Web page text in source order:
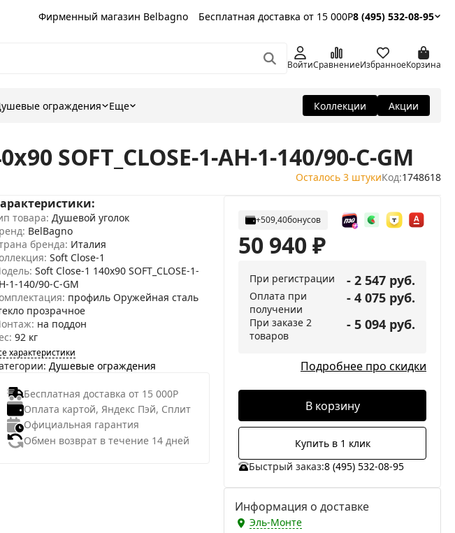
Фирменный магазин Belbagno Бесплатная доставка от 15 000Р8 (495) 532-08-95
ВойтиСравнениеИзбранноеКорзина
ограждения Еще Коллекции Акции
SOFT_CLOSE-1-AH-1-140/90-C-GM
Осталось 3 штукиКод:1748618
товара: Душевой уголок
BelBagno
бренда: Италия
Soft Close-1
Soft Close-1 140x90 SOFT_CLOSE-1-
1-140/90-C-GM
профиль Оружейная сталь
прозрачное
на поддон
92 кг
характеристики
Душевые ограждения
Бесплатная доставка от 15 000Р
Оплата картой, Яндекс Пэй, Сплит
Официальная гарантия
Обмен возврат в течение 14 дней
+509,40бонусов
50 940₽
При регистрации - 2 547 руб.
Оплата при
получении
- 4 075 руб.
При заказе 2
товаров
- 5 094 руб.
Подробнее про скидки
В корзину
Купить в 1 клик
Быстрый заказ:8 (495) 532-08-95
Информация о доставке
Эль-Монте